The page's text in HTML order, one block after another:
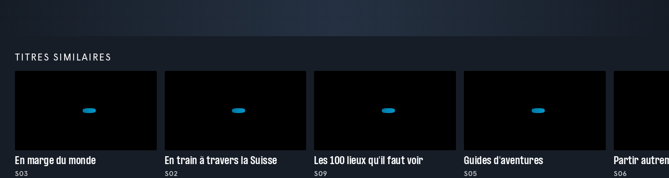
TITRES SIMILAIRES
En marge du monde
S03
En train à travers la Suisse
S02
Les 100 lieux qu'il faut voir
S09
Guides d'aventures
S05
Partir
S06